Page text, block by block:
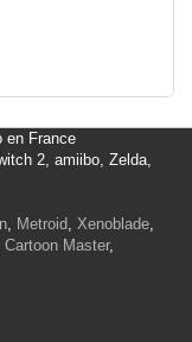
en France
2, amiibo, Zelda,
, Metroid, Xenoblade,
Cartoon Master,